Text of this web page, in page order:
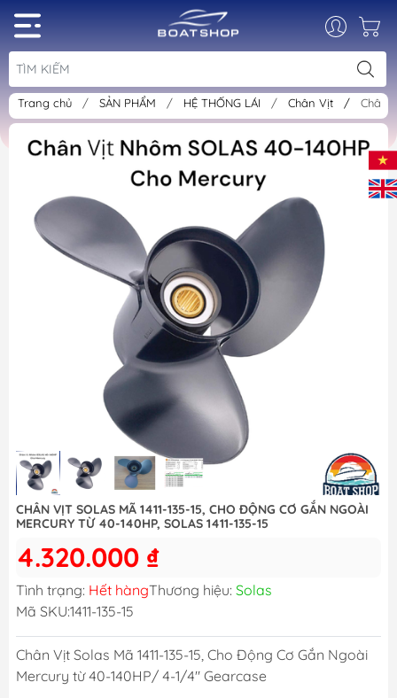
Trang chủ / SẢN PHẨM / HỆ THỐNG LÁI / Chân Vịt / Chân
CHÂN VỊT SOLAS MÃ 1411-135-15, CHO ĐỘNG CƠ GẮN NGOÀI
MERCURY TỪ 40-140HP, SOLAS 1411-135-15
4.320.000 ₫
Tình trạng: Hết hàngThương hiệu: Solas
Mã SKU:1411-135-15
Chân Vịt Solas Mã 1411-135-15, Cho Động Cơ Gắn Ngoài
Mercury từ 40-140HP/ 4-1/4" Gearcase